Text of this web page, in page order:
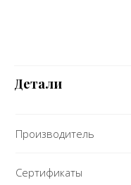
Детали
Производитель
Сертификаты